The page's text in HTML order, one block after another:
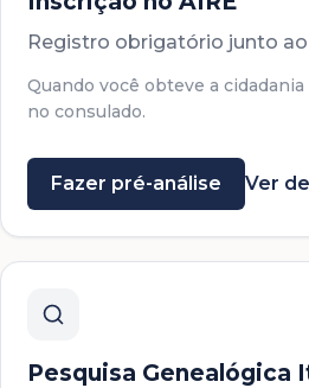
Registro obrigatório junto
Quando você obteve a
no consulado.
Fazer pré-análise Ver
Pesquisa Genealógica